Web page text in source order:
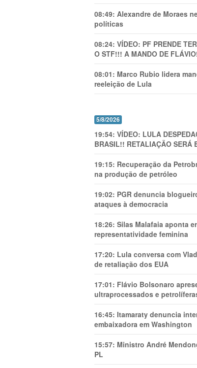
08:49: Alexandre de Moraes
políticas
08:24: VÍDEO: PF PRENDE
O STF!!! A MANDO DE
08:01: Marco Rubio lidera
reeleição de Lula
5/8/2026
19:54: VÍDEO: LULA
BRASIL!! RETALIAÇÃO SERÁ
19:15: Recuperação da
na produção de petróleo
19:02: PGR denuncia
ataques à democracia
18:26: Silas Malafaia aponta
representatividade feminina
17:20: Lula conversa com
de retaliação dos EUA
17:01: Flávio Bolsonaro
ultraprocessados e
16:45: Itamaraty denuncia
embaixadora em Washington
15:57: Ministro André
PL